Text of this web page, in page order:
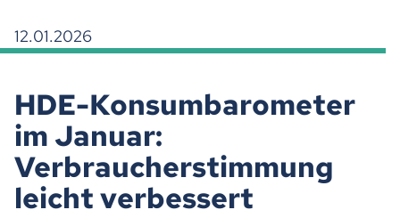
12.01.2026
HDE-Konsumbarometer
im Januar:
Verbraucherstimmung
leicht verbessert